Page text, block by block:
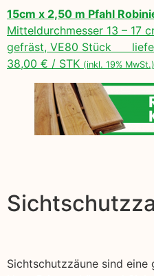
15cm x 2,50 m Pfahl
Mitteldurchmesser 13 – 17
gefräst, VE80 Stück
38,00 € / STK (inkl. 19% MwSt.)
Sichtschutzzäune sind